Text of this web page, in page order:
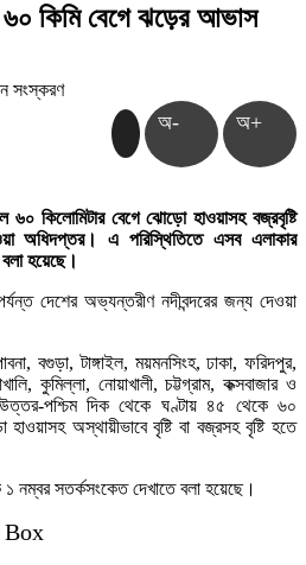
কিমি বেগে ঝড়ের আভাস
সংস্করণ
অ- অ+
কিলোমিটার বেগে ঝোড়ো হাওয়াসহ বজ্রবৃষ্টি
অধিদপ্তর। এ পরিস্থিতিতে এসব এলাকার
হয়েছে।
দেশের অভ্যন্তরীণ নদীবন্দরের জন্য দেওয়া
বগুড়া, টাঙ্গাইল, ময়মনসিংহ, ঢাকা, ফরিদপুর,
কুমিল্লা, নোয়াখালী, চট্টগ্রাম, কক্সবাজার ও
উত্তর-পশ্চিম দিক থেকে ঘণ্টায় ৪৫ থেকে ৬০
অস্থায়ীভাবে বৃষ্টি বা বজ্রসহ বৃষ্টি হতে
নম্বর সতর্কসংকেত দেখাতে বলা হয়েছে।
Box